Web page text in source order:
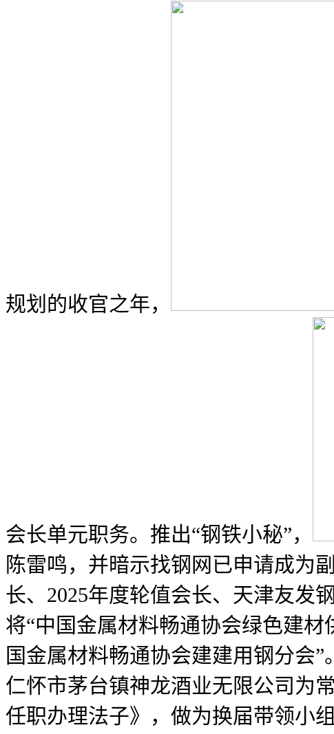
规划的收官之年，
会长单元职务。推出“钢铁小秘”，
陈雷鸣，并暗示找钢网已申请成为
长、2025年度轮值会长、天津友发
将“中国金属材料畅通协会绿色建材
国金属材料畅通协会建建用钢分会
仁怀市茅台镇神龙酒业无限公司为
任职办理法子》，做为换届带领小